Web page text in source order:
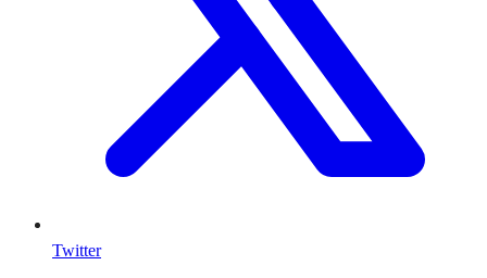
Twitter